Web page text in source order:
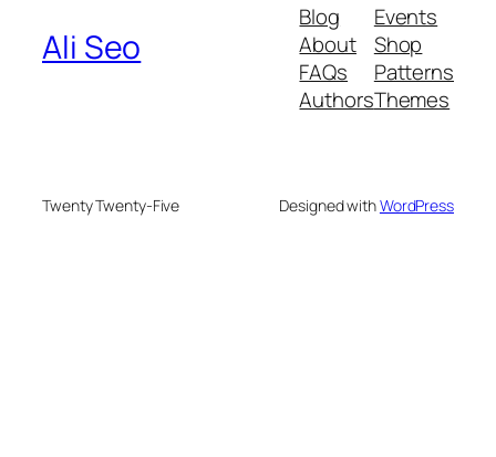
Ali Seo
Blog
About
FAQs
Authors
Events
Shop
Patterns
Themes
Twenty Twenty-Five Designed withWordPress